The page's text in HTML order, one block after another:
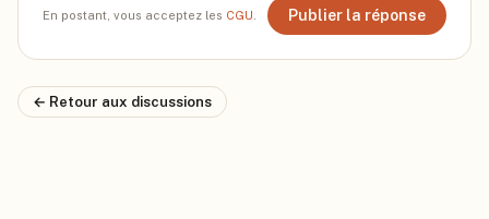
En postant, vous acceptez les CGU Publier la réponse
← Retour aux discussions